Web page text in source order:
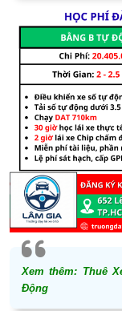
(thông thường là
Xem thêm: Thuê
Động